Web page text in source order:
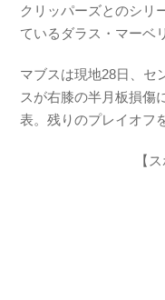
c
b
o
tt
er
ot
e
クリッパーズとのシリ
ているダラス・マーベ
マブスは現地28日、セ
スが右膝の半月板損傷
表。残りのプレイオフ
【